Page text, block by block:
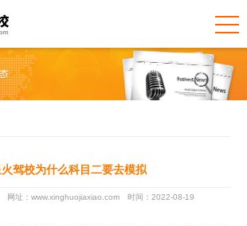
驾校为什么科目二要去模拟
网址：www.xinghuojiaxiao.com 时间：2022-08-19